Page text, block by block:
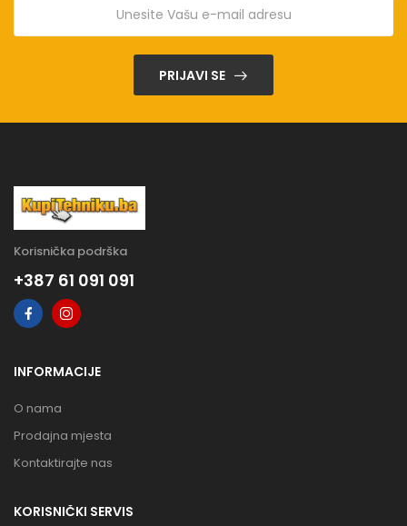
PRIJAVI SE
Korisnička podrška
+387 61 091 091
INFORMACIJE
O nama
Prodajna mjesta
Kontaktirajte nas
KORISNIČKI SERVIS